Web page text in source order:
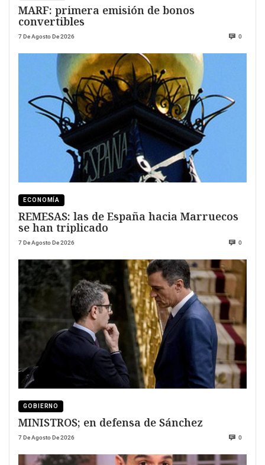
MARF: primera emisión de bonos
convertibles
7 De Agosto De 2026 0
ECONOMÍA
REMESAS: las de España hacia Marruecos
se han triplicado
7 De Agosto De 2026 0
GOBIERNO
MINISTROS; en defensa de Sánchez
7 De Agosto De 2026 0